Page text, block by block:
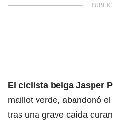
El ciclista belga Jasper
maillot verde, abandonó
tras una grave caída